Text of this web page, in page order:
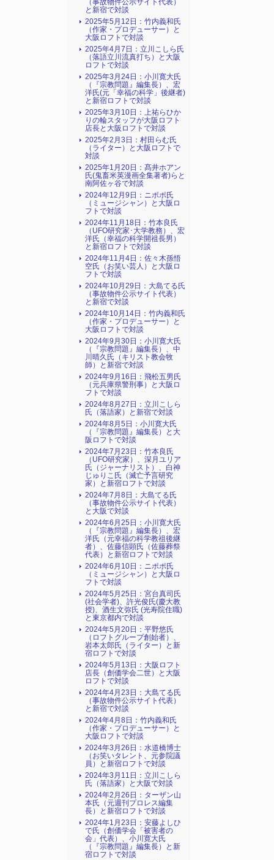
（事故物件公示サイト代表）
と新宿で対談
2025年5月12日：竹内義和氏
（作家・プロデューサー）と
大阪ロフトで対談
2025年4月7日：立川こしら氏
（落語立川流真打ち）と大阪
ロフトで対談
2025年3月24日：小川寛大氏
（『宗教問題』編集長）、宏
洋氏(元「幸福の科学」後継者)
と新宿ロフトで対談
2025年3月10日：上祐らひか
りの輪スタッフが大阪ロフト
店長と大阪ロフトで対談
2025年2月3日：村田らむ氏
（ライター）と大阪ロフトで
対談
2025年1月20日：髙井ホアン
氏(鬼畜米英漫画全集著者)らと
南阿佐ヶ谷で対談
2024年12月9日：ニポポ氏
（ミュージシャン）と大阪ロ
フトで対談
2024年11月18日：竹本良氏
（UFO研究家･大学教務）、宏
洋氏（幸福の科学開祖長男）
と新宿ロフトで対談
2024年11月4日：佐々木孫悟
空氏（お笑い芸人）と大阪ロ
フトで対談
2024年10月29日：大島てる氏
（事故物件公示サイト代表）
と新宿で対談
2024年10月14日：竹内義和氏
（作家・プロデューサー）と
大阪ロフトで対談
2024年9月30日：小川寛大氏
（『宗教問題』編集長）、中
川晴久氏（キリスト教会牧
師）と新宿で対談
2024年9月16日：飛松五男氏
（元兵庫県警刑事）と大阪ロ
フトで対談
2024年8月27日：立川こしら
氏（落語家）と新宿で対談
2024年8月5日：小川寛大氏
（『宗教問題』編集長）と大
阪ロフトで対談
2024年7月23日：竹本良氏
（UFO研究家）、深月ユリア
氏（ジャーナリスト）、白神
じゅりこ氏（滅亡予言研究
家）と新宿ロフトで対談
2024年7月8日：大島てる氏
（事故物件公示サイト代表）
と大阪で対談
2024年6月25日：小川寛大氏
（『宗教問題』編集長）、宏
洋氏（元幸福の科学教祖後継
者）、佐藤信顕氏（佐藤葬祭
代表）と新宿ロフトで対談
2024年6月10日：ニポポ氏
（ミュージシャン）と大阪ロ
フトで対談
2024年5月25日：宮台真司氏
(社会学者)、許光俊氏(慶大教
授)、酒生文弥氏 (光寿院住職)
と東京都内で対談
2024年5月20日：平野悠氏
（ロフトグループ創始者）、
岩本太郎氏（ライター）と新
宿ロフトで対談
2024年5月13日：大阪ロフト
店長（創価学会二世）と大阪
ロフトで対談
2024年4月23日：大島てる氏
（事故物件公示サイト代表）
と新宿で対談
2024年4月8日：竹内義和氏
（作家・プロデューサー）と
大阪ロフトで対談
2024年3月26日：水道橋博士
（お笑いタレント、元参院議
員）と新宿ロフトで対談
2024年3月11日：立川こしら
氏（落語家）と大阪で対談
2024年2月26日：ターザン山
本氏（元週刊プロレス編集
長）と新宿ロフトで対談
2024年1月23日：安藤よしひ
で氏（創価学会「被害者の
会」代表）、小川寛大氏
（『宗教問題』編集長）と新
宿ロフトで対談